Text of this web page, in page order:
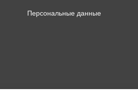
Персональные данные